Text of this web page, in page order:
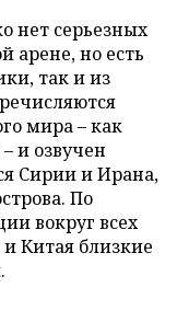
нет серьезных
арене, но есть
так и из
мира – как
и озвучен
Сирии и Ирана,
По
вокруг всех
Китая близкие